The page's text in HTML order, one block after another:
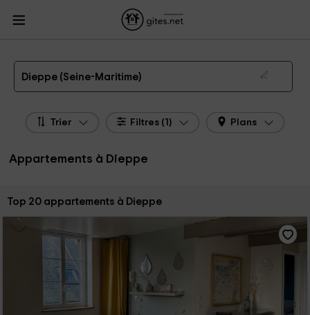
Appartements Haute Normandie
Appartements Seine-Maritime
Appartements Dieppe
Dieppe (Seine-Maritime)
Trier Filtres (1) Plans
Appartements à Dieppe
Trier par:
Top 20 appartements à Dieppe